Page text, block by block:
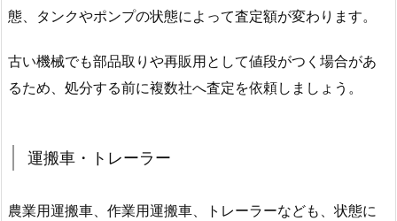
態、タンクやポンプの状態によって査定額が変わります。
古い機械でも部品取りや再販用として値段がつく場合があ
るため、処分する前に複数社へ査定を依頼しましょう。
運搬車・トレーラー
農業用運搬車、作業用運搬車、トレーラーなども、状態に